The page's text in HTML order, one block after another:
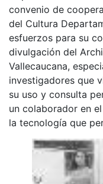
convenio de
del Cultura
esfuerzos para su
divulgación del
Vallecaucana,
investigadores que
su uso y consulta
un colaborador en
la tecnología que